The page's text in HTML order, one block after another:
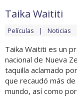
Taika Waititi
Películas Noticias
Taika Waititi es un
nacional de Nueva
taquilla aclamado
que recaudó más
mundo, así como